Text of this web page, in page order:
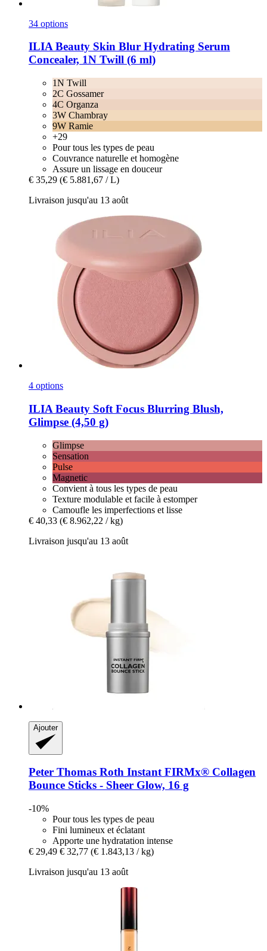
34 options
ILIA Beauty Skin Blur Hydrating Serum
Concealer, 1N Twill (6 ml)
1N Twill
2C Gossamer
4C Organza
3W Chambray
9W Ramie
+29
Pour tous les types de peau
Couvrance naturelle et homogène
Assure un lissage en douceur
€ 35,29 (€ 5.881,67 / L)
Livraison jusqu'au 13 août
4 options
ILIA Beauty Soft Focus Blurring Blush,
Glimpse (4,50 g)
Glimpse
Sensation
Pulse
Magnetic
Convient à tous les types de peau
Texture modulable et facile à estomper
Camoufle les imperfections et lisse
€ 40,33 (€ 8.962,22 / kg)
Livraison jusqu'au 13 août
Ajouter
Peter Thomas Roth Instant FIRMx® Collagen
Bounce Sticks -​ Sheer Glow, 16 g
-10%
Pour tous les types de peau
Fini lumineux et éclatant
Apporte une hydratation intense
€ 29,49 € 32,77 (€ 1.843,13 / kg)
Livraison jusqu'au 13 août